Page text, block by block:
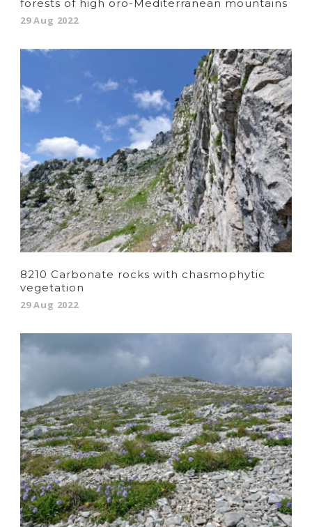
forests of high oro-Mediterranean mountains
29 Aug 2022
8210 Carbonate rocks with chasmophytic
vegetation
29 Aug 2022